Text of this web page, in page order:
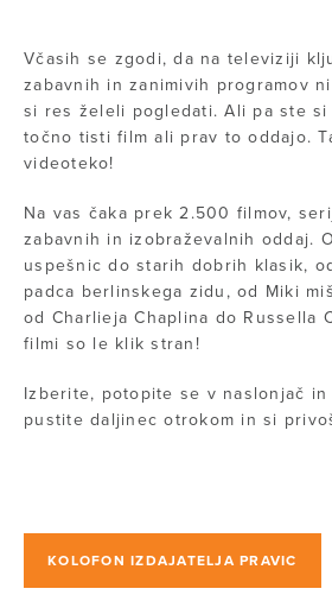
Včasih se zgodi, da na televiziji
zabavnih in zanimivih programov
si res želeli pogledati. Ali pa ste
točno tisti film ali prav to oddajo.
videoteko!
Na vas čaka prek 2.500 filmov,
zabavnih in izobraževalnih oddaj.
uspešnic do starih dobrih klasik,
padca berlinskega zidu, od Miki
od Charlieja Chaplina do Russella
filmi so le klik stran!
Izberite, potopite se v naslonjač
pustite daljinec otrokom in si
KOLOFON IZDAJATELJA PRAVIC